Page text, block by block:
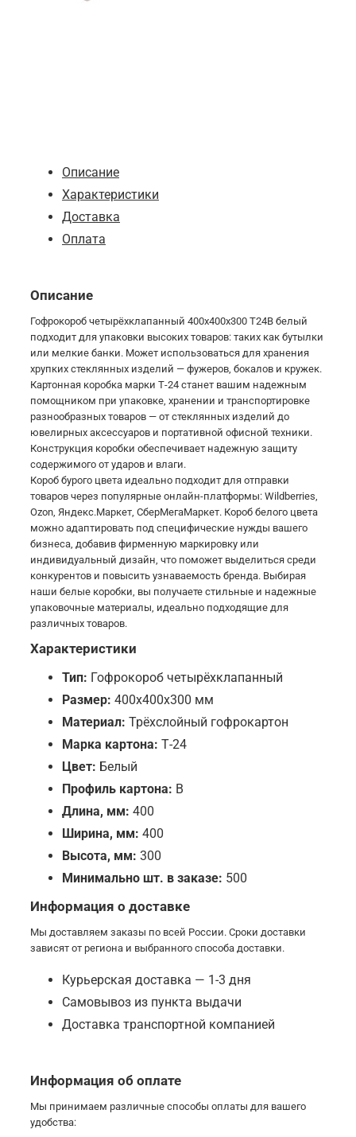
Описание
Характеристики
Доставка
Оплата
Описание
Гофрокороб четырёхклапанный 400х400х300 Т24В белый
подходит для упаковки высоких товаров: таких как бутылки
или мелкие банки. Может использоваться для хранения
хрупких стеклянных изделий — фужеров, бокалов и кружек.
Картонная коробка марки Т-24 станет вашим надежным
помощником при упаковке, хранении и транспортировке
разнообразных товаров — от стеклянных изделий до
ювелирных аксессуаров и портативной офисной техники.
Конструкция коробки обеспечивает надежную защиту
содержимого от ударов и влаги.
Короб бурого цвета идеально подходит для отправки
товаров через популярные онлайн-платформы: Wildberries,
Ozon, Яндекс.Маркет, СберМегаМаркет. Короб белого цвета
можно адаптировать под специфические нужды вашего
бизнеса, добавив фирменную маркировку или
индивидуальный дизайн, что поможет выделиться среди
конкурентов и повысить узнаваемость бренда. Выбирая
наши белые коробки, вы получаете стильные и надежные
упаковочные материалы, идеально подходящие для
различных товаров.
Характеристики
Тип: Гофрокороб четырёхклапанный
Размер: 400х400х300 мм
Материал: Трёхслойный гофрокартон
Марка картона: Т-24
Цвет: Белый
Профиль картона: B
Длина, мм: 400
Ширина, мм: 400
Высота, мм: 300
Минимально шт. в заказе: 500
Информация о доставке
Мы доставляем заказы по всей России. Сроки доставки
зависят от региона и выбранного способа доставки.
Курьерская доставка — 1-3 дня
Самовывоз из пункта выдачи
Доставка транспортной компанией
Информация об оплате
Мы принимаем различные способы оплаты для вашего
удобства: